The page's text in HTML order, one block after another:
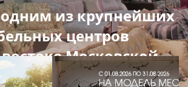
одним из крупнейших
центров
Московской
области